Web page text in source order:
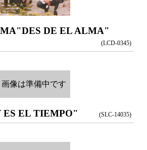
"DES DE EL ALMA"
(LCD-0345)
画像は準備中です
ES EL TIEMPO" (SLC-14035)